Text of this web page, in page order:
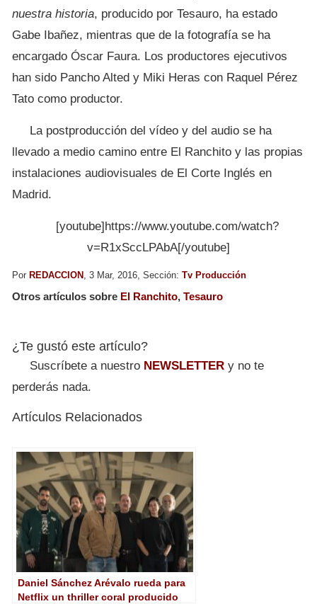
nuestra historia, producido por Tesauro, ha estado
Gabe Ibañez, mientras que de la fotografía se ha
encargado Óscar Faura. Los productores ejecutivos
han sido Pancho Alted y Miki Heras con Raquel Pérez
Tato como productor.
La postproducción del vídeo y del audio se ha
llevado a medio camino entre El Ranchito y las propias
instalaciones audiovisuales de El Corte Inglés en
Madrid.
[youtube]https://www.youtube.com/watch?
v=R1xSccLPAbA[/youtube]
Por REDACCION , 3 Mar, 2016, Sección: Tv Producción
Otros artículos sobre El Ranchito, Tesauro
¿Te gustó este artículo?
Suscríbete a nuestro NEWSLETTER y no te
perderás nada.
Artículos Relacionados
Daniel Sánchez Arévalo rueda para
Netflix un thriller coral producido